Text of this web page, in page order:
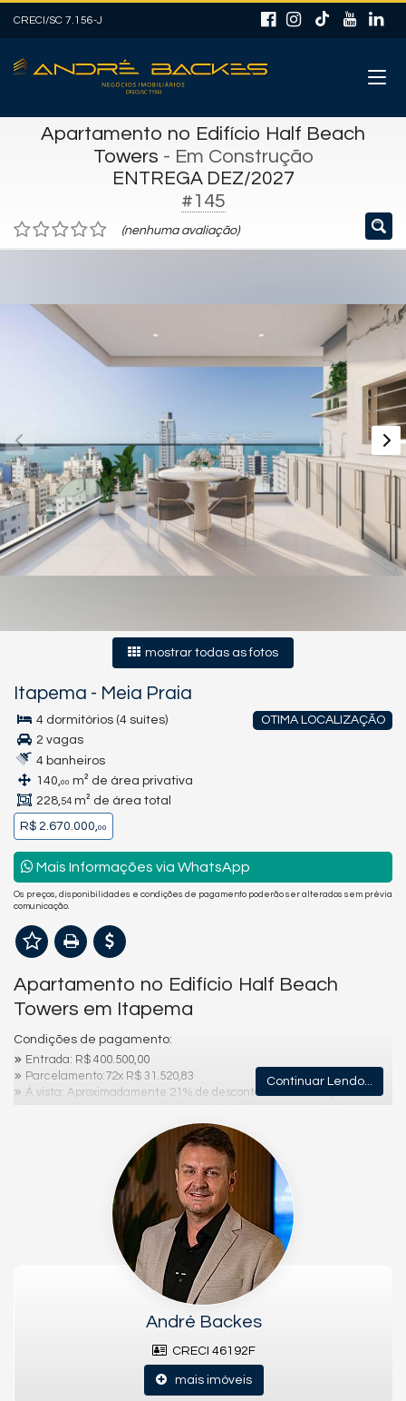
CRECI/SC 7.156-J
Apartamento no Edifício Half Beach
Towers - Em Construção
ENTREGA DEZ/2027
#145
(nenhuma avaliação)
mostrar todas as fotos
Itapema - Meia Praia
OTIMA LOCALIZAÇÃO
4 dormitórios (4 suítes)
2 vagas
4 banheiros
140,00 m² de área privativa
228,54 m² de área total
R$ 2.670.000,00
Mais Informações via WhatsApp
Os preços, disponibilidades e condições de pagamento poderão ser alterados sem prévia
comunicação.
Apartamento no Edifício Half Beach
Towers em Itapema
Condições de pagamento:
Entrada: R$ 400.500,00
Parcelamento:72x R$ 31.520,83
Á vista: Aproximadamente 21% de desconto R$ 2.100.000,00
Características do Imóvel
Sacada com Churrasqueira
Características do Empreendimento
Continuar Lendo...
André Backes
CRECI 46192F
mais imóveis